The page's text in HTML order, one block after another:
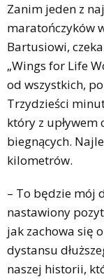
Zanim jeden z
maratończyków
Bartusiowi,
„Wings for Life
od wszystkich,
Trzydzieści
który z
biegnących.
kilometrów.
– To będzie mój
nastawiony
jak zachowa się
dystansu
naszej historii,